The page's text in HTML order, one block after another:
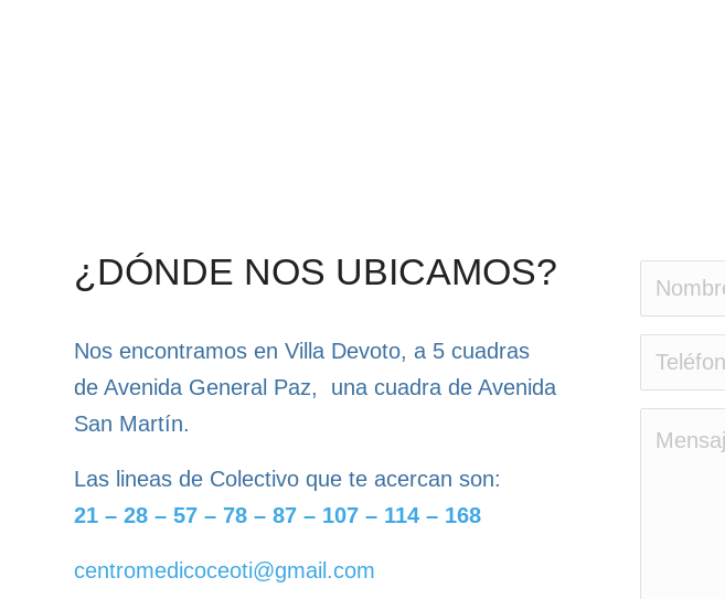
¿DÓNDE NOS UBICAMOS?
Nos encontramos en Villa Devoto, a 5 cuadras
de Avenida General Paz, una cuadra de Avenida
San Martín.
Las lineas de Colectivo que te acercan son:
21 – 28 – 57 – 78 – 87 – 107 – 114 – 168
centromedicoceoti@gmail.com